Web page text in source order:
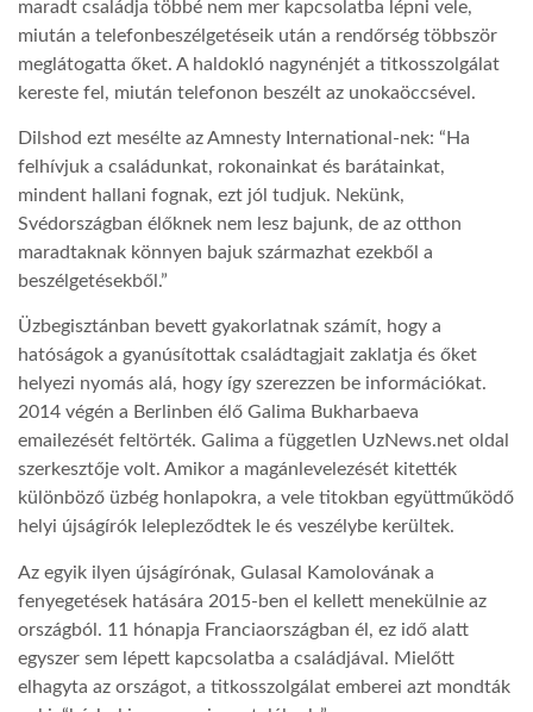
maradt családja többé nem mer kapcsolatba lépni vele,
miután a telefonbeszélgetéseik után a rendőrség többször
meglátogatta őket. A haldokló nagynénjét a titkosszolgálat
kereste fel, miután telefonon beszélt az unokaöccsével.
Dilshod ezt mesélte az Amnesty International-nek: “Ha
felhívjuk a családunkat, rokonainkat és barátainkat,
mindent hallani fognak, ezt jól tudjuk. Nekünk,
Svédországban élőknek nem lesz bajunk, de az otthon
maradtaknak könnyen bajuk származhat ezekből a
beszélgetésekből.”
Üzbegisztánban bevett gyakorlatnak számít, hogy a
hatóságok a gyanúsítottak családtagjait zaklatja és őket
helyezi nyomás alá, hogy így szerezzen be információkat.
2014 végén a Berlinben élő Galima Bukharbaeva
emailezését feltörték. Galima a független UzNews.net oldal
szerkesztője volt. Amikor a magánlevelezését kitették
különböző üzbég honlapokra, a vele titokban együttműködő
helyi újságírók lelepleződtek le és veszélybe kerültek.
Az egyik ilyen újságírónak, Gulasal Kamolovának a
fenyegetések hatására 2015-ben el kellett menekülnie az
országból. 11 hónapja Franciaországban él, ez idő alatt
egyszer sem lépett kapcsolatba a családjával. Mielőtt
elhagyta az országot, a titkosszolgálat emberei azt mondták